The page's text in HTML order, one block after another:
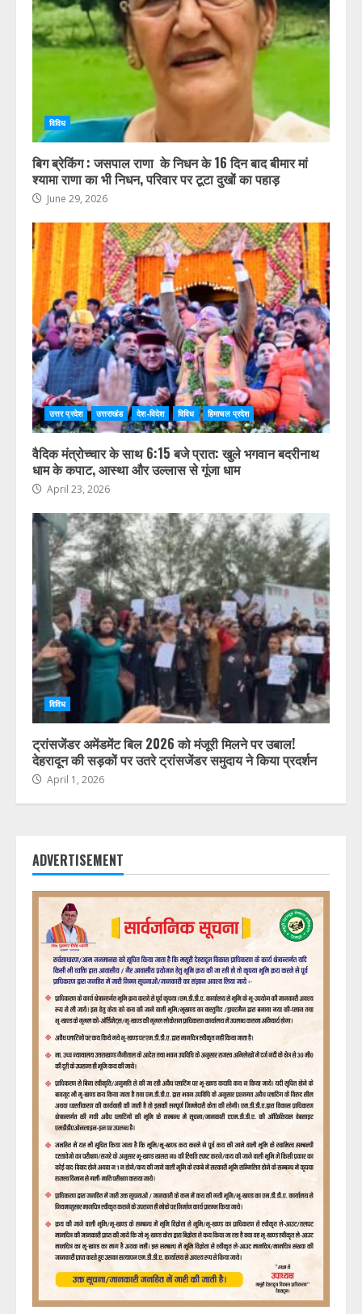
विविध
बिग ब्रेकिंग : जसपाल राणा के निधन के 16 दिन बाद बीमार मां
श्यामा राणा का भी निधन, परिवार पर टूटा दुखों का पहाड़
June 29, 2026
उत्तर प्रदेश उत्तराखंड देश-विदेश विविध हिमाचल प्रदेश
वैदिक मंत्रोच्चार के साथ 6:15 बजे प्रात: खुले भगवान बदरीनाथ
धाम के कपाट, आस्था और उल्लास से गूंजा धाम
April 23, 2026
विविध
ट्रांसजेंडर अमेंडमेंट बिल 2026 को मंजूरी मिलने पर उबाल!
देहरादून की सड़कों पर उतरे ट्रांसजेंडर समुदाय ने किया प्रदर्शन
April 1, 2026
ADVERTISEMENT